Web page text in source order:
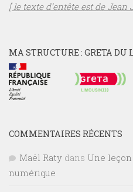
[ le texte d’entête est de Jean
MA STRUCTURE : GRETA
COMMENTAIRES RÉCENTS
Maël Raty dans Une
numérique